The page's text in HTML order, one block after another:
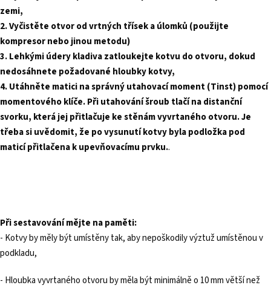
zemi,
2. Vyčistěte otvor od vrtných třísek a úlomků (použijte
kompresor nebo jinou metodu)
3. Lehkými údery kladiva zatloukejte kotvu do otvoru, dokud
nedosáhnete požadované hloubky kotvy,
4. Utáhněte matici na správný utahovací moment (Tinst) pomocí
momentového klíče. Při utahování šroub tlačí na distanční
svorku, která jej přitlačuje ke stěnám vyvrtaného otvoru. Je
třeba si uvědomit, že po vysunutí kotvy byla podložka pod
maticí přitlačena k upevňovacímu prvku..
Při sestavování mějte na paměti:
- Kotvy by měly být umístěny tak, aby nepoškodily výztuž umístěnou v
podkladu,
- Hloubka vyvrtaného otvoru by měla být minimálně o 10 mm větší než